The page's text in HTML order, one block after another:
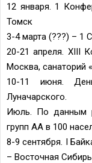
12 января. 1
Томск
3-4 марта (???) – 1
20-21 апреля. XIII
Москва, санаторий
10-11 июня.
Луначарского.
Июль. По данным
групп АА в 100
8-9 сентября. I
– Восточная